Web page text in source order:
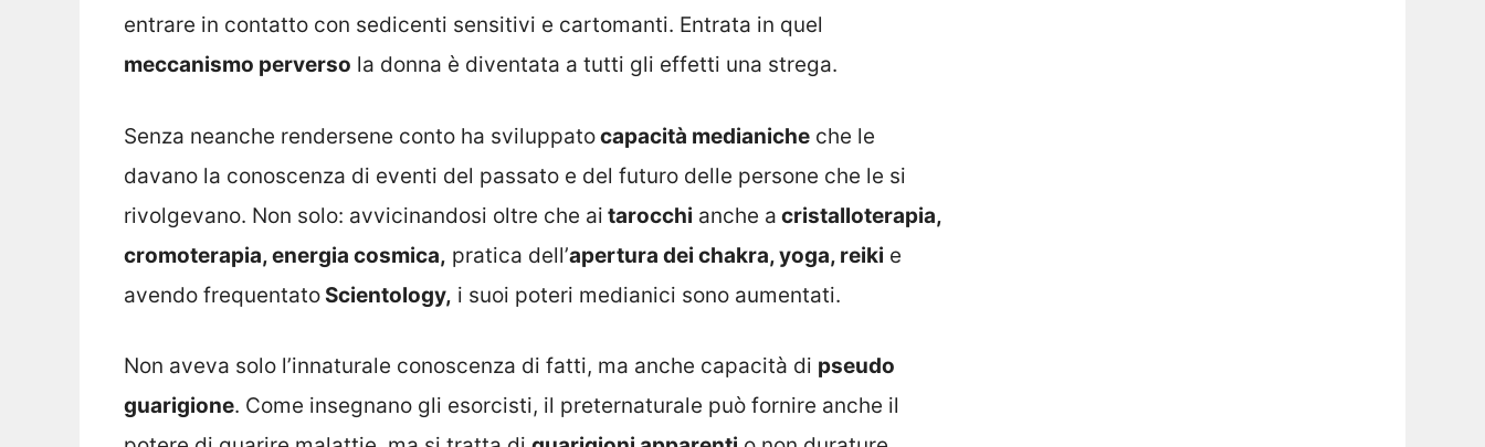
entrare in contatto con sedicenti sensitivi e cartomanti. Entrata in quel
meccanismo perverso la donna è diventata a tutti gli effetti una strega.
Senza neanche rendersene conto ha sviluppatocapacità medianiche che le
davano la conoscenza di eventi del passato e del futuro delle persone che le si
rivolgevano. Non solo: avvicinandosi oltre che ai tarocchi anche a cristalloterapia,
cromoterapia, energia cosmica, pratica dell’apertura dei chakra, yoga, reiki e
avendo frequentato Scientology, i suoi poteri medianici sono aumentati.
Non aveva solo l’innaturale conoscenza di fatti, ma anche capacità di pseudo
guarigione. Come insegnano gli esorcisti, il preternaturale può fornire anche il